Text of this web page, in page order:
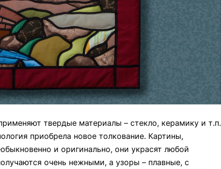
твердые материалы – стекло, керамику и т.п.
приобрела новое толкование. Картины,
и оригинально, они украсят любой
очень нежными, а узоры – плавные, с